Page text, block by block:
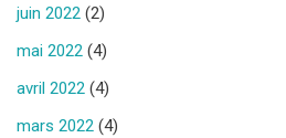
juin 2022 (2)
mai 2022 (4)
avril 2022 (4)
mars 2022 (4)